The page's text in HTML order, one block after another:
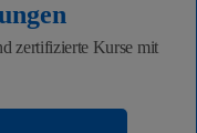
zertifizierte Kurse mit